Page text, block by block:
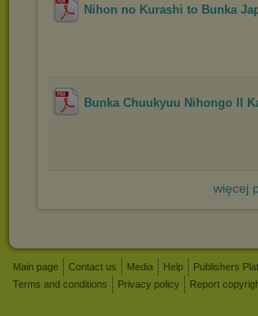
Nihon no Kurashi to Bunka
Bunka Chuukyuu Nihongo II
więcej
Main page Contact us Media Help
Publishers
Terms and conditions
Privacy policy Report